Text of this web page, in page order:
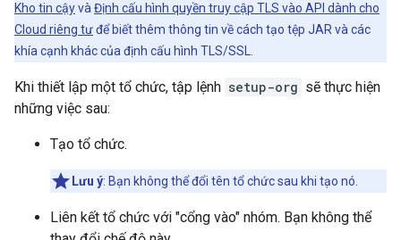
Kho tin cậyvà Định cấu hình quyền truy cập TLS vào API dành cho
Cloud riêng tưđể biết thêm thông tin về cách tạo tệp JAR và các
khía cạnh khác của định cấu hình TLS/SSL.
Khi thiết lập một tổ chức, tập lệnh setup-org sẽ thực hiện
những việc sau:
Tạo tổ chức.
Lưu ý: Bạn không thể đổi tên tổ chức sau khi tạo nó.
Liên kết tổ chức với "cổng vào" nhóm. Bạn không thể